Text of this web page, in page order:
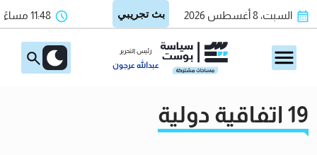
السبت، 8 أغسطس 2026 11:48 مساءً
رئيس التحرير
عبدالله عرجون
19 اتفاقية دولية